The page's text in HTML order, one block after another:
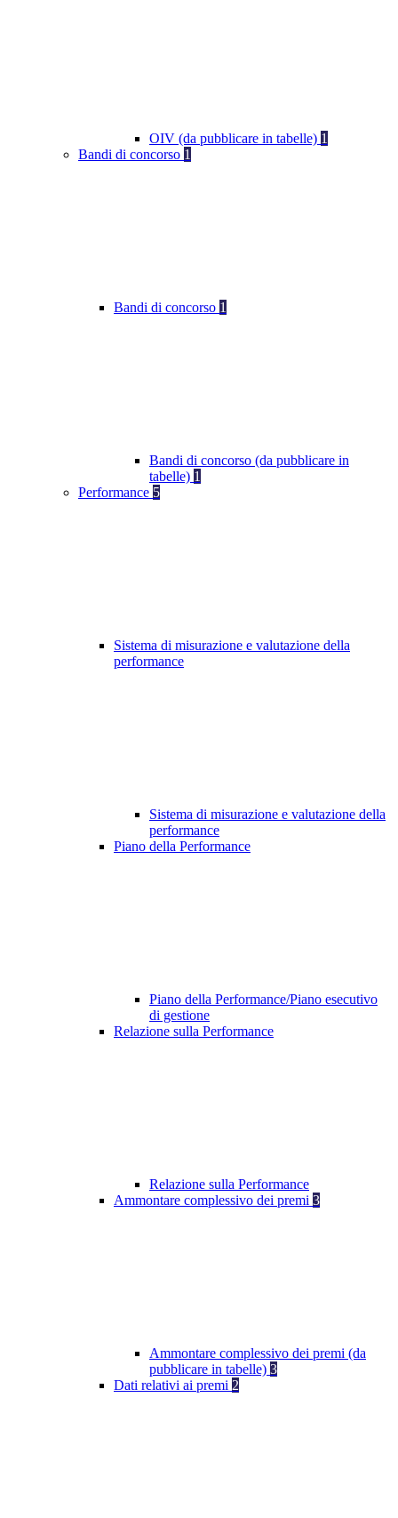
OIV (da pubblicare in tabelle) 1
Bandi di concorso 1
Bandi di concorso 1
Bandi di concorso (da pubblicare in
tabelle) 1
Performance 5
Sistema di misurazione e valutazione della
performance
Sistema di misurazione e valutazione della
performance
Piano della Performance
Piano della Performance/Piano esecutivo
di gestione
Relazione sulla Performance
Relazione sulla Performance
Ammontare complessivo dei premi 3
Ammontare complessivo dei premi (da
pubblicare in tabelle) 3
Dati relativi ai premi 2